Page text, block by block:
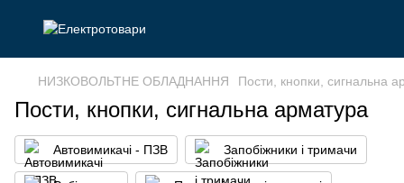
НИЗКОВОЛЬТНЕ ОБЛАДНАННЯ Пости, кнопки, сигнальна
Пости, кнопки, сигнальна арматура
Автовимикачі - ПЗВ Запобіжники і тримачи